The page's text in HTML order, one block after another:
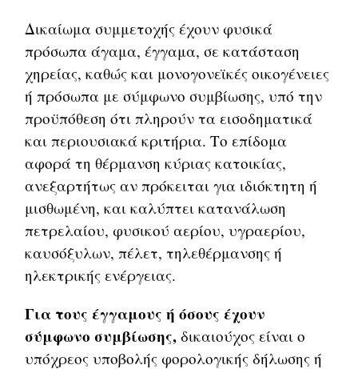
Δικαίωμα συμμετοχής έχουν φυσικά
πρόσωπα άγαμα, έγγαμα, σε κατάσταση
χηρείας, καθώς και μονογονεϊκές οικογένειες
ή πρόσωπα με σύμφωνο συμβίωσης, υπό την
προϋπόθεση ότι πληρούν τα εισοδηματικά
και περιουσιακά κριτήρια. Το επίδομα
αφορά τη θέρμανση κύριας κατοικίας,
ανεξαρτήτως αν πρόκειται για ιδιόκτητη ή
μισθωμένη, και καλύπτει κατανάλωση
πετρελαίου, φυσικού αερίου, υγραερίου,
καυσόξυλων, πέλετ, τηλεθέρμανσης ή
ηλεκτρικής ενέργειας.
Για τους έγγαμους ή όσους έχουν
σύμφωνο συμβίωσης, δικαιούχος είναι ο
υπόχρεος υποβολής φορολογικής δήλωσης ή